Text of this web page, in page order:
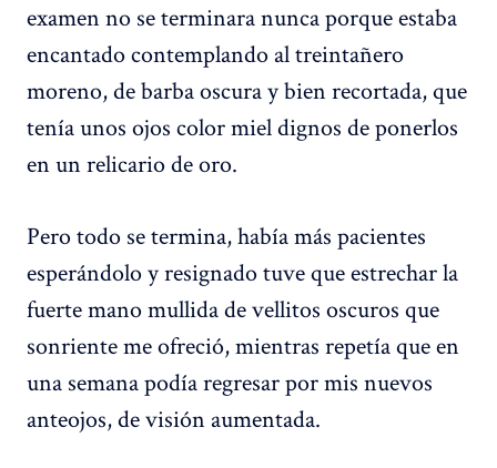
examen no se terminara nunca porque estaba
encantado contemplando al treintañero
moreno, de barba oscura y bien recortada, que
tenía unos ojos color miel dignos de ponerlos
en un relicario de oro.
Pero todo se termina, había más pacientes
esperándolo y resignado tuve que estrechar la
fuerte mano mullida de vellitos oscuros que
sonriente me ofreció, mientras repetía que en
una semana podía regresar por mis nuevos
anteojos, de visión aumentada.